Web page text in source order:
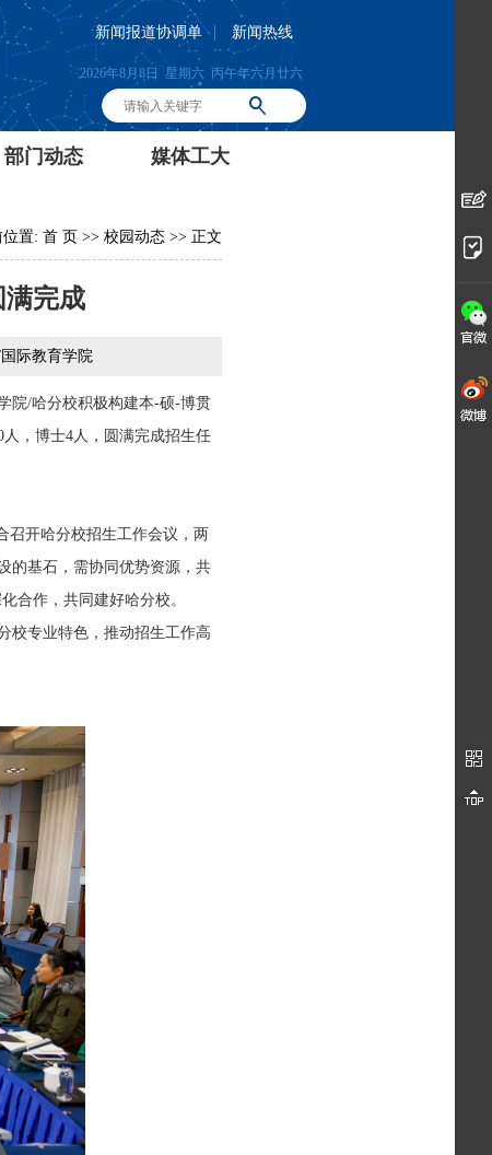
新闻报道协调单 | 新闻热线
2026年8月8日 星期六 丙午年六月廿六
部门动态 媒体工大
位置: 首 页 >> 校园动态 >> 正文
满完成
际教育学院
院/哈分校积极构建本-硕-博贯
，博士4人，圆满完成招生任
召开哈分校招生工作会议，两
的基石，需协同优势资源，共
合作，共同建好哈分校。
校专业特色，推动招生工作高